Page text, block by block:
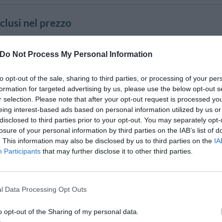
Do Not Process My Personal Information
opt-out of the sale, sharing to third parties, or processing of your
for targeted advertising by us, please use the below opt-out
selection. Please note that after your opt-out request is processed
interest-based ads based on personal information utilized by us
to third parties prior to your opt-out. You may separately
of your personal information by third parties on the IAB’s list of
This information may also be disclosed by us to third parties on the
Participants that may further disclose it to other third parties.
Data Processing Opt Outs
opt-out of the Sharing of my personal data.
nel prezzo
Piccola Taglia Aria condizionata nelle aree comuni
Locale
Deposito Bagagli
Congressi
ore su 24
Sala Lettura
e Bar
con un ristorante che dista 100 mt dall'hotel dove è possibile
angolo bar si effettua servizio di caffetteria e snack.
con dotazioni standard per l'organizzazione di conferenze e meeting: